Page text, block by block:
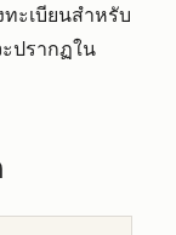
ะเบียนสำหรับ
ปรากฏใน